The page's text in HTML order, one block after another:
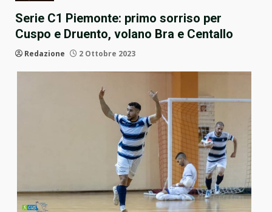
Serie C1 Piemonte: primo sorriso per
Cuspo e Druento, volano Bra e Centallo
Redazione 2 Ottobre 2023